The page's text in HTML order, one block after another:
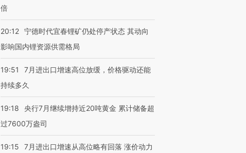
倍
20:12 宁德时代宜春锂矿仍处停产状态 其动向
影响国内锂资源供需格局
19:51
7月进出口增速高位放缓，价格驱动还能
持续多久
19:18
央行7月继续增持近20吨黄金 累计储备超
过7600万盎司
19:15
7月进出口增速从高位略有回落 涨价动力